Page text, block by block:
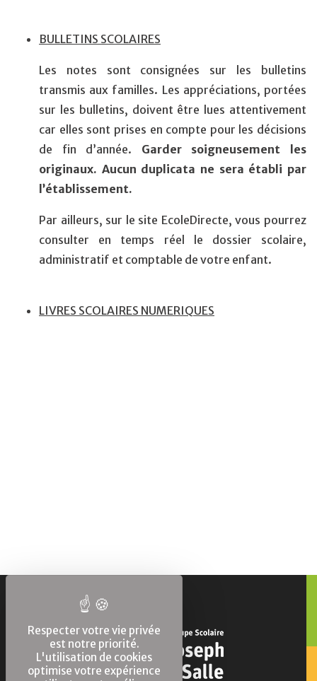
BULLETINS SCOLAIRES
Les notes sont consignées sur les bulletins
transmis aux familles. Les appréciations, portées
sur les bulletins, doivent être lues attentivement
car elles sont prises en compte pour les décisions
de fin d’année. Garder soigneusement les
originaux. Aucun duplicata ne sera établi par
l’établissement.
Par ailleurs, sur le site EcoleDirecte, vous pourrez
consulter en temps réel le dossier scolaire,
administratif et comptable de votre enfant.
LIVRES SCOLAIRES NUMERIQUES
Respecter votre vie privée
est notre priorité.
L'utilisation de cookies
optimise votre expérience